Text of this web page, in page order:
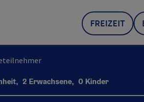
FREIZEIT
Reiseteilnehmer
und Personenfelder
, 2 Erwachsene, 0 Kinder